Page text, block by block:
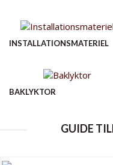
INSTALLATIONSMATERIEL
BAKLYKTOR
GUIDE